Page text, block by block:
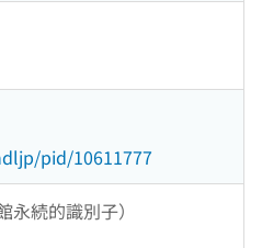
pid/10611777
続的識別子）